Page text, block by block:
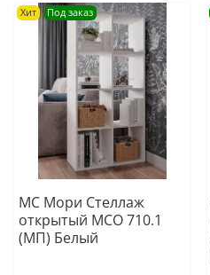
Хит Под заказ
МС Мори Стеллаж
открытый МСО 710.1
(МП) Белый